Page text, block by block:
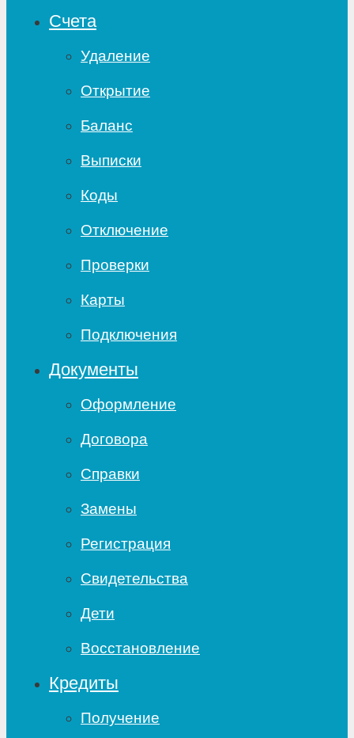
Счета
Удаление
Открытие
Баланс
Выписки
Коды
Отключение
Проверки
Карты
Подключения
Документы
Оформление
Договора
Справки
Замены
Регистрация
Свидетельства
Дети
Восстановление
Кредиты
Получение